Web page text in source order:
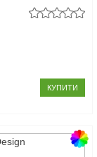
КУПИТИ